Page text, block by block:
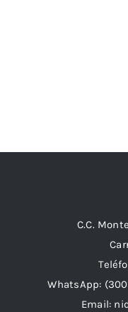
C.C.
WhatsApp:
Email: